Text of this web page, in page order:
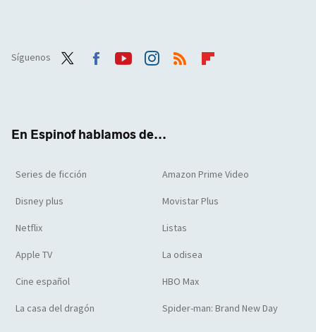
Síguenos
En Espinof hablamos de...
Series de ficción Amazon Prime Video
Disney plus Movistar Plus
Netflix Listas
Apple TV La odisea
Cine español HBO Max
La casa del dragón Spider-man: Brand New Day